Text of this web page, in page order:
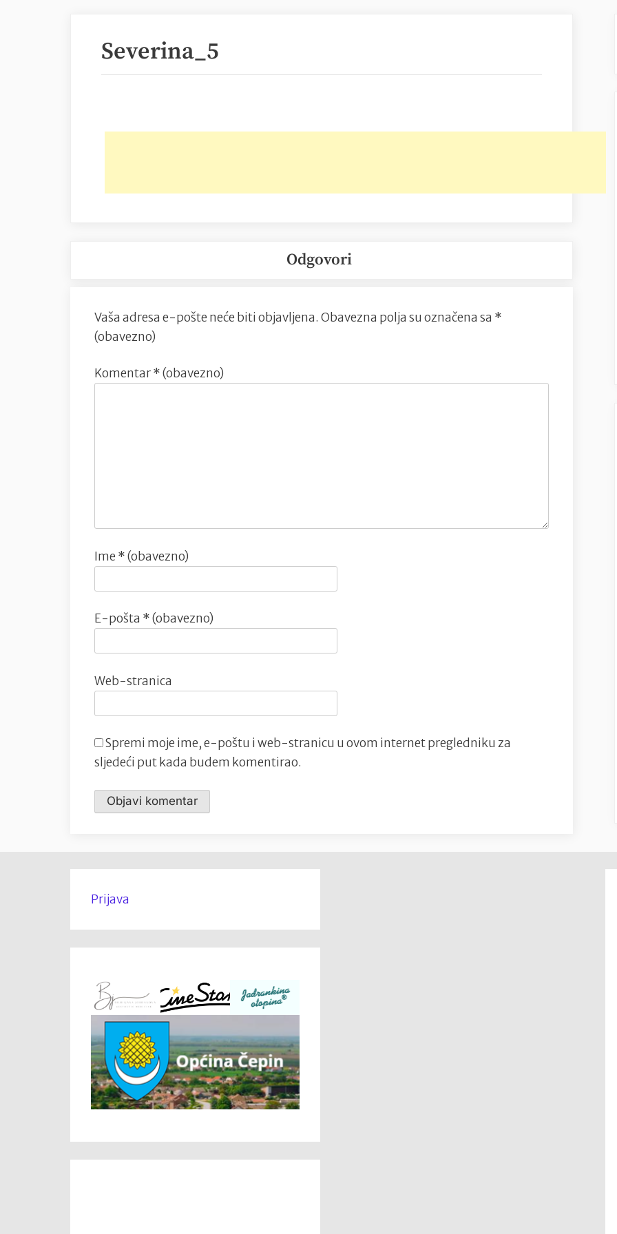
Severina_5
Odgovori
Vaša adresa e-pošte neće biti objavljena. Obavezna polja su označena sa *
(obavezno)
Komentar* (obavezno)
Ime * (obavezno)
E-pošta * (obavezno)
Web-stranica
Spremi moje ime, e-poštu i web-stranicu u ovom internet pregledniku za
sljedeći put kada budem komentirao.
Prijava